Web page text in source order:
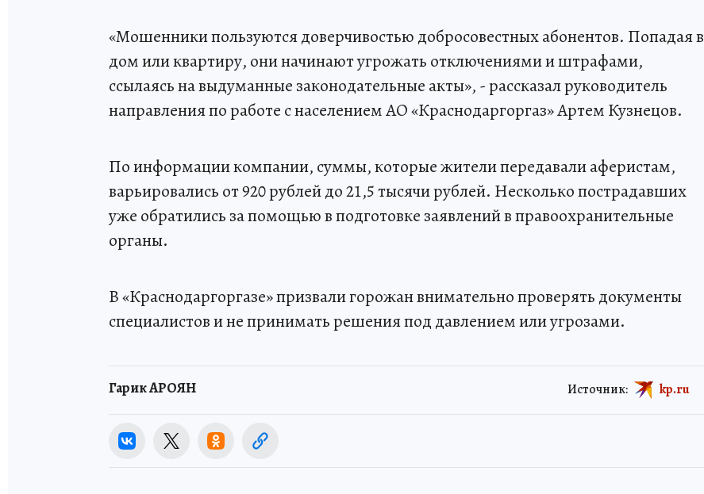
«Мошенники пользуются доверчивостью добросовестных абонентов. Попадая в
дом или квартиру, они начинают угрожать отключениями и штрафами,
ссылаясь на выдуманные законодательные акты», - рассказал руководитель
направления по работе с населением АО «Краснодаргоргаз» Артем Кузнецов.
По информации компании, суммы, которые жители передавали аферистам,
варьировались от 920 рублей до 21,5 тысячи рублей. Несколько пострадавших
уже обратились за помощью в подготовке заявлений в правоохранительные
органы.
В «Краснодаргоргазе» призвали горожан внимательно проверять документы
специалистов и не принимать решения под давлением или угрозами.
Гарик АРОЯН Источник: kp.ru